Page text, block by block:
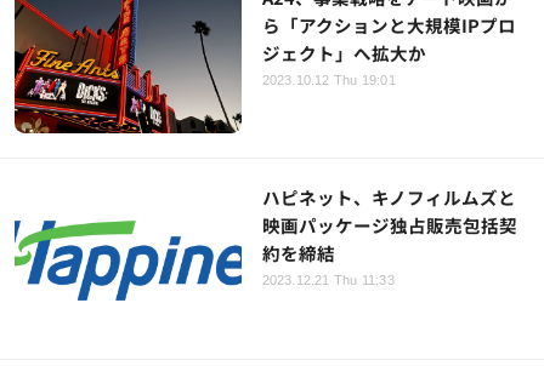
ら「アクションと大規模IPプロ
ジェクト」へ拡大か
2023.10.12 Thu 19:01
ハピネット、キノフィルムズと
映画パッケージ独占販売包括契
約を締結
2023.12.21 Thu 11:33